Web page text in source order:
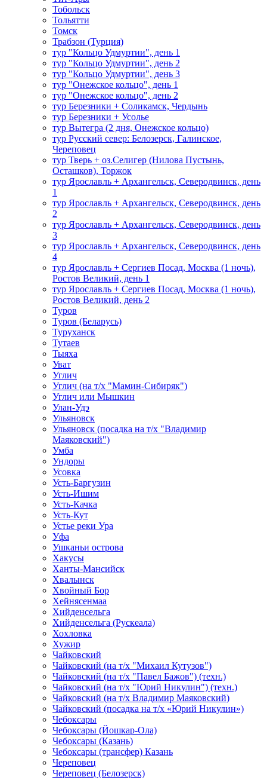
Тобольск
Тольятти
Томск
Трабзон (Турция)
тур "Кольцо Удмуртии", день 1
тур "Кольцо Удмуртии", день 2
тур "Кольцо Удмуртии", день 3
тур "Онежское кольцо", день 1
тур "Онежское кольцо", день 2
тур Березники + Соликамск, Чердынь
тур Березники + Усолье
тур Вытегра (2 дня, Онежское кольцо)
тур Русский север: Белозерск, Галинское,
Череповец
тур Тверь + оз.Селигер (Нилова Пустынь,
Осташков), Торжок
тур Ярославль + Архангельск, Северодвинск, день
1
тур Ярославль + Архангельск, Северодвинск, день
2
тур Ярославль + Архангельск, Северодвинск, день
3
тур Ярославль + Архангельск, Северодвинск, день
4
тур Ярославль + Сергиев Посад, Москва (1 ночь),
Ростов Великий, день 1
тур Ярославль + Сергиев Посад, Москва (1 ночь),
Ростов Великий, день 2
Туров
Туров (Беларусь)
Туруханск
Тутаев
Тыяха
Уват
Углич
Углич (на т/х "Мамин-Сибиряк")
Углич или Мышкин
Улан-Удэ
Ульяновск
Ульяновск (посадка на т/х "Владимир
Маяковский")
Умба
Ундоры
Усовка
Усть-Баргузин
Усть-Ишим
Усть-Качка
Усть-Кут
Устье реки Ура
Уфа
Ушканьи острова
Хакусы
Ханты-Мансийск
Хвалынск
Хвойный Бор
Хейнясенмаа
Хийденсельга
Хийденсельга (Рускеала)
Хохловка
Хужир
Чайковский
Чайковский (на т/х "Михаил Кутузов")
Чайковский (на т/х "Павел Бажов") (техн.)
Чайковский (на т/х "Юрий Никулин") (техн.)
Чайковский (на т/х Владимир Маяковский)
Чайковский (посадка на т/х «Юрий Никулин»)
Чебоксары
Чебоксары (Йошкар-Ола)
Чебоксары (Казань)
Чебоксары (трансфер) Казань
Череповец
Череповец (Белозерск)